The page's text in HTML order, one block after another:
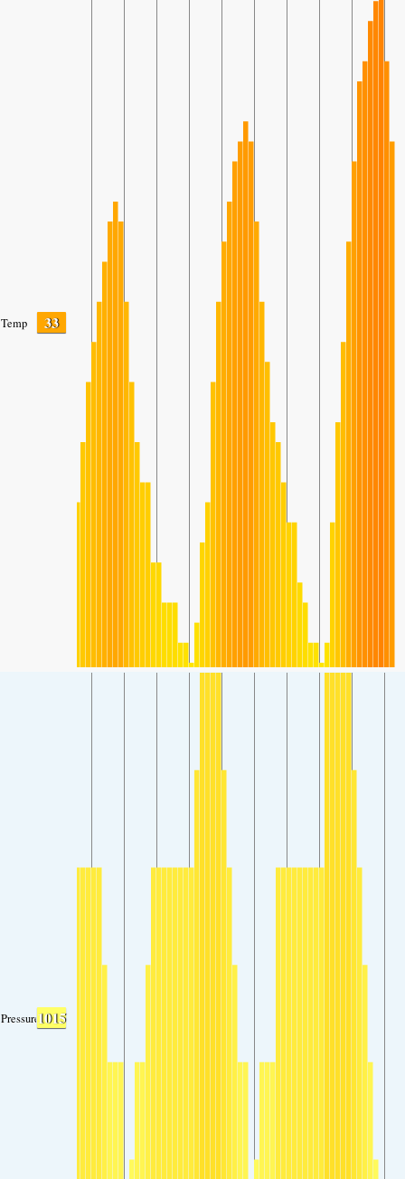
Temp 33
Pressure1015